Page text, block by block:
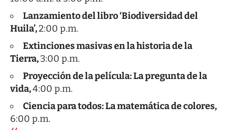
Lanzamiento del libro ‘Biodiversidad del
Huila’,2:00 p.m.
Extinciones masivas en la historia de la
Tierra,3:00 p.m.
Proyección de la película: La pregunta de la
vida,4:00 p.m.
Ciencia para todos: La matemática de colores,
6:00 p.m.